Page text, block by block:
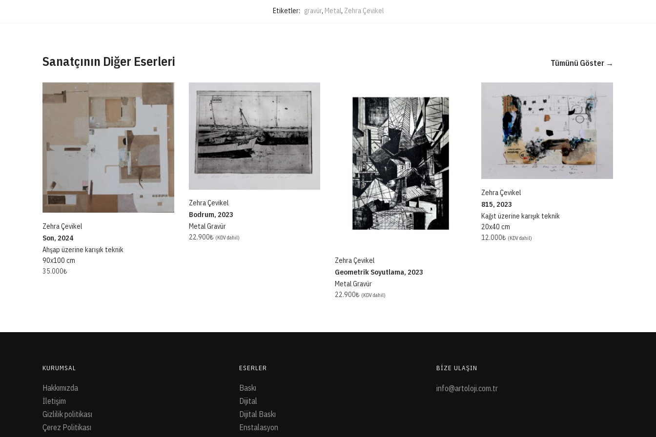
Etiketler: gravür, Metal, Zehra Çevikel
Sanatçının Diğer Eserleri
Zehra Çevikel
Son, 2024
Ahşap üzerine karışık teknik
90x100 cm
35.000₺
Zehra Çevikel
Bodrum, 2023
Metal Gravür
22.900₺ (KDV dahil)
Zehra Çevikel
Geometrik Soyutlama, 2023
Metal Gravür
22.900₺ (KDV dahil)
Zehra Çevikel
815, 2023
Kağıt üzerine karışık teknik
20x40 cm
12.000₺ (KDV dahil)
Tümünü Göster →
KURUMSAL
Hakkımızda
İletişim
Gizlilik politikası
Çerez Politikası
ESERLER
Baskı
Dijital
Dijital Baskı
Enstalasyon
BIZE ULAŞIN
info@artoloji.com.tr